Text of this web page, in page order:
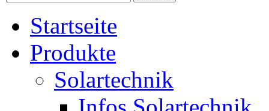
Startseite
Produkte
Solartechnik